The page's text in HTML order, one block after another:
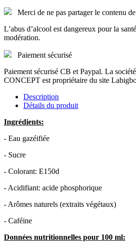
Merci de ne pas partager le contenu
L’abus d’alcool est dangereux pour la
modération.
Paiement sécurisé
Paiement sécurisé CB et Paypal. La
CONCEPT est propriétaire du site
Description
Détails du produit
Ingrédients:
- Eau gazéifiée
- Sucre
- Colorant: E150d
- Acidifiant: acide phosphorique
- Arômes naturels (extraits végétaux)
- Caféine
Données nutritionnelles pour 100 ml: